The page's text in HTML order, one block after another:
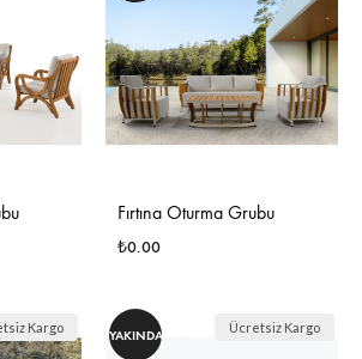
EKLE
LISTESINE
Fırtına Oturma Grubu
₺0.00
Kargo YAKINDA Ücretsiz Kargo